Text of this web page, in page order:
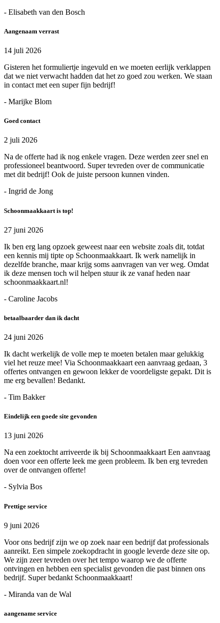
- Elisabeth van den Bosch
Aangenaam verrast
14 juli 2026
Gisteren het formuliertje ingevuld en we moeten eerlijk verklappen
dat we niet verwacht hadden dat het zo goed zou werken. We staan
in contact met een super fijn bedrijf!
- Marijke Blom
Goed contact
2 juli 2026
Na de offerte had ik nog enkele vragen. Deze werden zeer snel en
professioneel beantwoord. Super tevreden over de communicatie
met dit bedrijf! Ook de juiste persoon kunnen vinden.
- Ingrid de Jong
Schoonmaakkaart is top!
27 juni 2026
Ik ben erg lang opzoek geweest naar een website zoals dit, totdat
een kennis mij tipte op Schoonmaakkaart. Ik werk namelijk in
dezelfde branche, maar krijg soms aanvragen van ver weg. Omdat
ik deze mensen toch wil helpen stuur ik ze vanaf heden naar
schoonmaakkaart.nl!
- Caroline Jacobs
betaalbaarder dan ik dacht
24 juni 2026
Ik dacht werkelijk de volle mep te moeten betalen maar gelukkig
viel het reuze mee! Via Schoonmaakkaart een aanvraag gedaan, 3
offertes ontvangen en gewoon lekker de voordeligste gepakt. Dit is
me erg bevallen! Bedankt.
- Tim Bakker
Eindelijk een goede site gevonden
13 juni 2026
Na een zoektocht arriveerde ik bij Schoonmaakkaart Een aanvraag
doen voor een offerte leek me geen probleem. Ik ben erg tevreden
over de ontvangen offerte!
- Sylvia Bos
Prettige service
9 juni 2026
Voor ons bedrijf zijn we op zoek naar een bedrijf dat professionals
aanreikt. Een simpele zoekopdracht in google leverde deze site op.
We zijn zeer tevreden over het tempo waarop we de offerte
ontvingen en hebben een specialist gevonden die past binnen ons
bedrijf. Super bedankt Schoonmaakkaart!
- Miranda van de Wal
aangename service